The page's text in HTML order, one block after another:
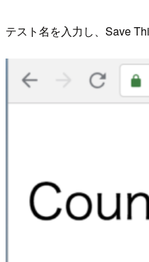
テスト名を入力し、Save